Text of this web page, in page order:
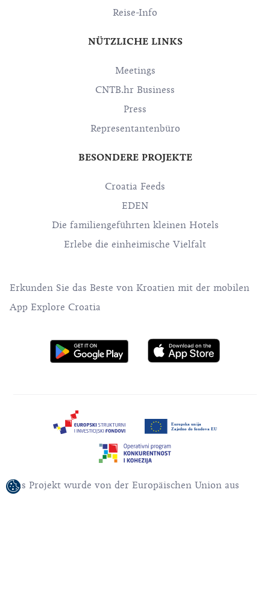
Reise-Info
NÜTZLICHE LINKS
Meetings
CNTB.hr Business
Press
Representantenbüro
BESONDERE PROJEKTE
Croatia Feeds
EDEN
Die familiengeführten kleinen Hotels
Erlebe die einheimische Vielfalt
Erkunden Sie das Beste von Kroatien mit der mobilen
App Explore Croatia
Das Projekt wurde von der Europäischen Union aus